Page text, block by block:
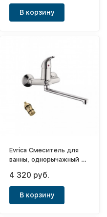
В корзину
Evrica Смеситель для
ванны, однорычажный с
шаровой) Violet 35см
4 320 руб.
В корзину